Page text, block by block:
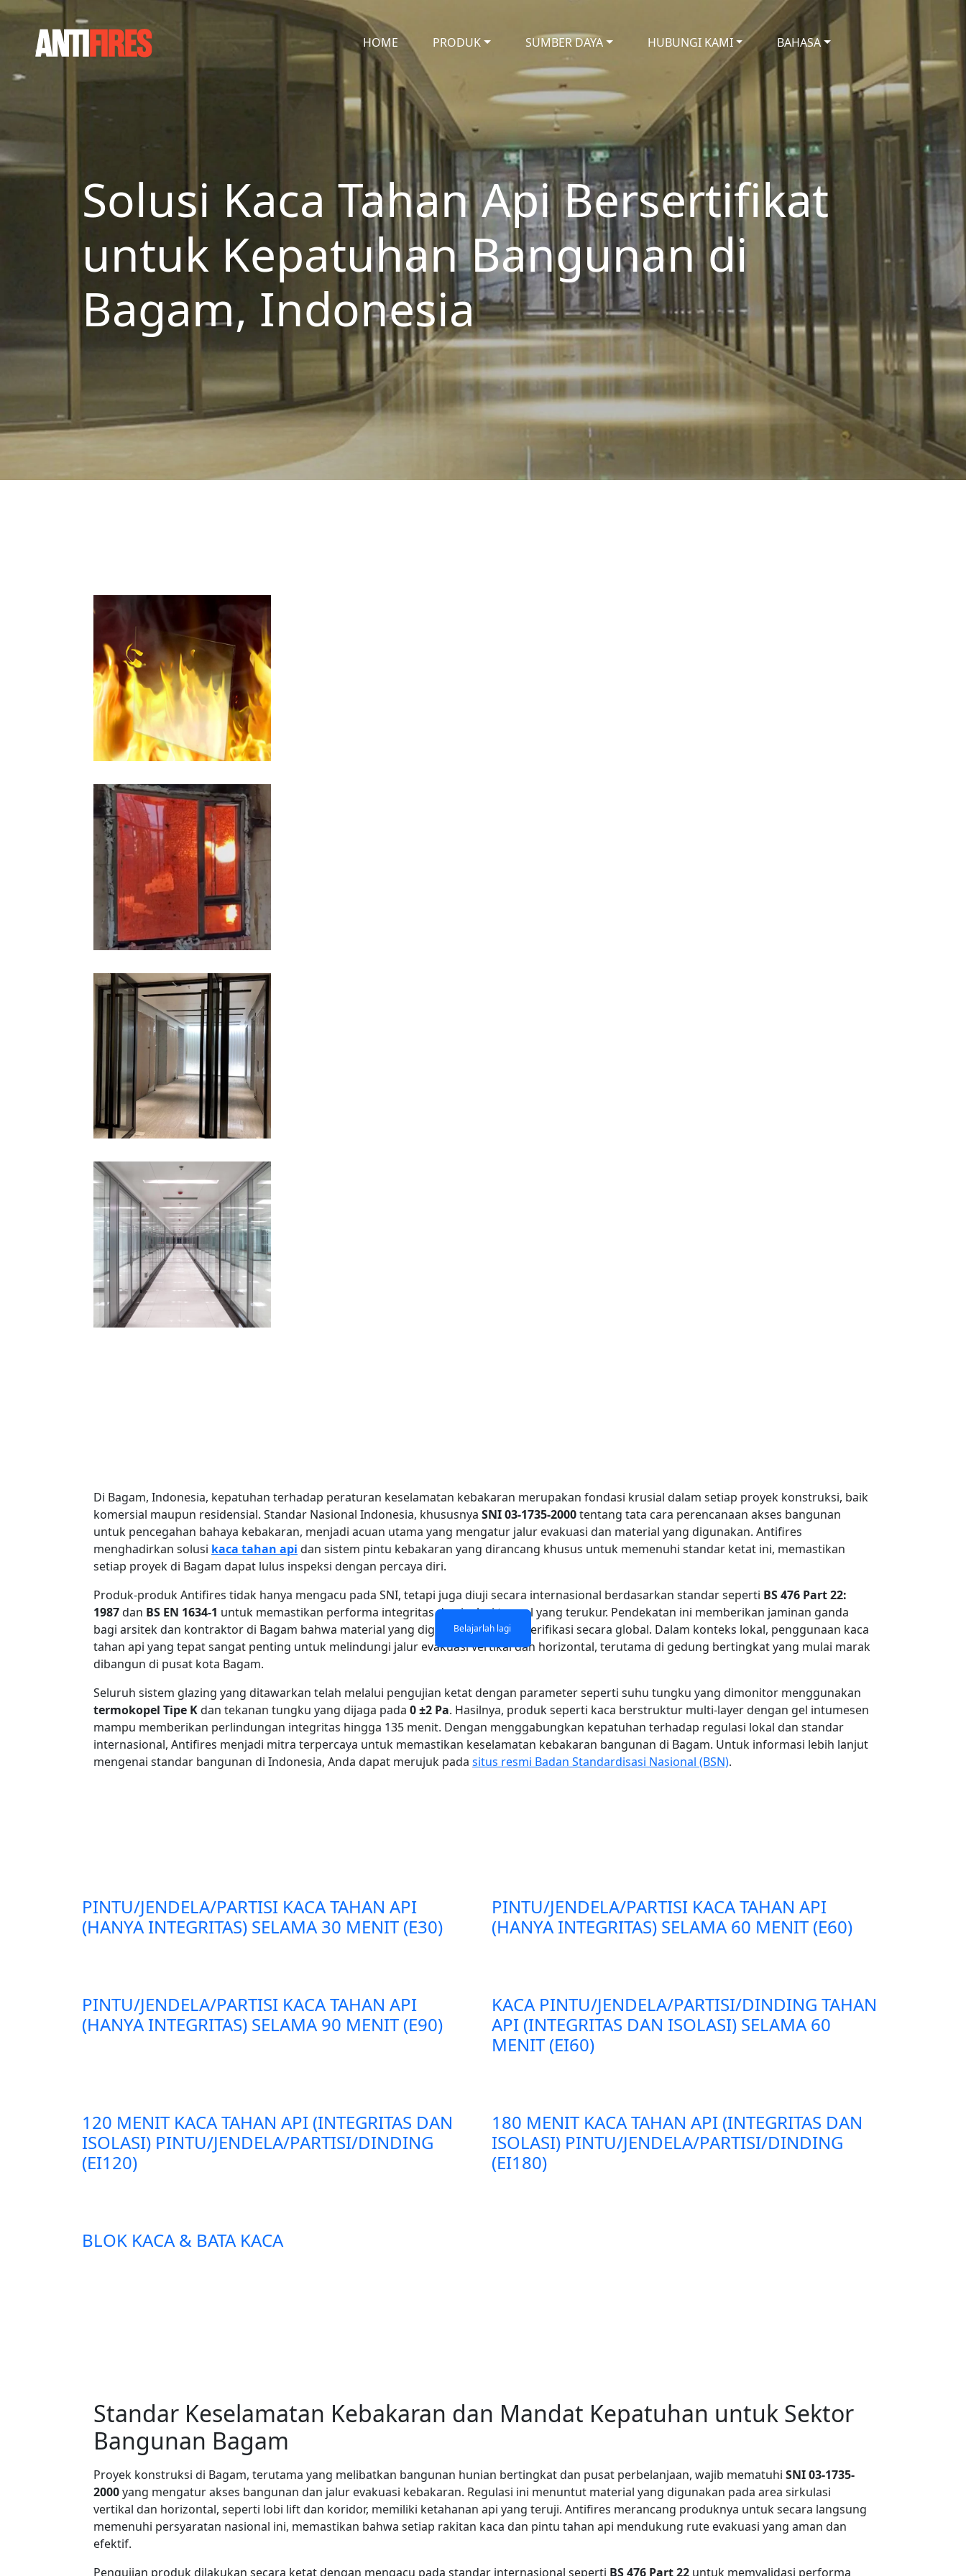
HOME PRODUK SUMBER DAYA HUBUNGI KAMI BAHASA
Solusi Kaca Tahan Api Bersertifikat
untuk Kepatuhan Bangunan di
Bagam, Indonesia
Belajarlah lagi
Belajarlah lagi
Belajarlah lagi
Belajarlah lagi
Di Bagam, Indonesia, kepatuhan terhadap peraturan keselamatan kebakaran merupakan fondasi krusial dalam setiap proyek konstruksi, baik
komersial maupun residensial. Standar Nasional Indonesia, khususnya SNI 03-1735-2000tentang tata cara perencanaan akses bangunan
untuk pencegahan bahaya kebakaran, menjadi acuan utama yang mengatur jalur evakuasi dan material yang digunakan. Antifires
menghadirkan solusi kaca tahan api dan sistem pintu kebakaran yang dirancang khusus untuk memenuhi standar ketat ini, memastikan
setiap proyek di Bagam dapat lulus inspeksi dengan percaya diri.
Produk-produk Antifires tidak hanya mengacu pada SNI, tetapi juga diuji secara internasional berdasarkan standar seperti BS 476 Part 22:
1987dan BS EN 1634-1 untuk memastikan performa integritas dan isolasi termal yang terukur. Pendekatan ini memberikan jaminan ganda
bagi arsitek dan kontraktor di Bagam bahwa material yang digunakan telah terverifikasi secara global. Dalam konteks lokal, penggunaan kaca
tahan api yang tepat sangat penting untuk melindungi jalur evakuasi vertikal dan horizontal, terutama di gedung bertingkat yang mulai marak
dibangun di pusat kota Bagam.
Seluruh sistem glazing yang ditawarkan telah melalui pengujian ketat dengan parameter seperti suhu tungku yang dimonitor menggunakan
termokopel Tipe Kdan tekanan tungku yang dijaga pada 0 ±2 Pa. Hasilnya, produk seperti kaca berstruktur multi-layer dengan gel intumesen
mampu memberikan perlindungan integritas hingga 135 menit. Dengan menggabungkan kepatuhan terhadap regulasi lokal dan standar
internasional, Antifires menjadi mitra terpercaya untuk memastikan keselamatan kebakaran bangunan di Bagam. Untuk informasi lebih lanjut
mengenai standar bangunan di Indonesia, Anda dapat merujuk pada situs resmi Badan Standardisasi Nasional (BSN).
PINTU/JENDELA/PARTISI KACA TAHAN API
(HANYA INTEGRITAS) SELAMA 30 MENIT (E30)
PINTU/JENDELA/PARTISI KACA TAHAN API
(HANYA INTEGRITAS) SELAMA 60 MENIT (E60)
PINTU/JENDELA/PARTISI KACA TAHAN API
(HANYA INTEGRITAS) SELAMA 90 MENIT (E90)
KACA PINTU/JENDELA/PARTISI/DINDING TAHAN
API (INTEGRITAS DAN ISOLASI) SELAMA 60
MENIT (EI60)
120 MENIT KACA TAHAN API (INTEGRITAS DAN
ISOLASI) PINTU/JENDELA/PARTISI/DINDING
(EI120)
180 MENIT KACA TAHAN API (INTEGRITAS DAN
ISOLASI) PINTU/JENDELA/PARTISI/DINDING
(EI180)
BLOK KACA & BATA KACA
Standar Keselamatan Kebakaran dan Mandat Kepatuhan untuk Sektor
Bangunan Bagam
Proyek konstruksi di Bagam, terutama yang melibatkan bangunan hunian bertingkat dan pusat perbelanjaan, wajib mematuhi SNI 03-1735-
2000yang mengatur akses bangunan dan jalur evakuasi kebakaran. Regulasi ini menuntut material yang digunakan pada area sirkulasi
vertikal dan horizontal, seperti lobi lift dan koridor, memiliki ketahanan api yang teruji. Antifires merancang produknya untuk secara langsung
memenuhi persyaratan nasional ini, memastikan bahwa setiap rakitan kaca dan pintu tahan api mendukung rute evakuasi yang aman dan
efektif.
Pengujian produk dilakukan secara ketat dengan mengacu pada standar internasional seperti BS 476 Part 22 untuk memvalidasi performa